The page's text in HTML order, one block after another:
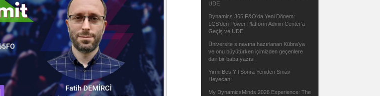
UDE
Dynamics 365 F&O’da Yeni Dönem:
LCS’den Power Platform Admin Center’a
Geçiş ve UDE
Üniversite sınavına hazırlanan Kübra’ya
ve onu büyütürken içimizden geçenlere
dair bir baba yazısı
Yirmi Beş Yıl Sonra Yeniden Sınav
Heyecanı
My DynamicsMinds 2026 Experience: The